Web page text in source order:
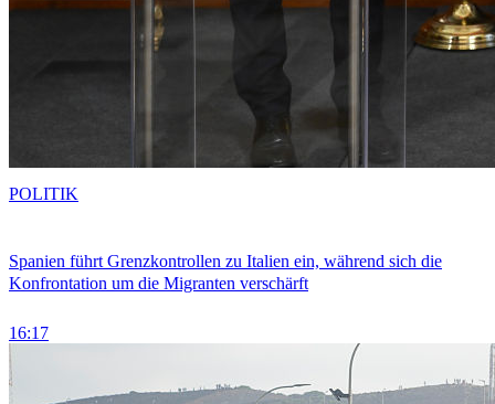
Spanien führt Grenzkontrollen zu Italien ein, während sich die
Konfrontation um die Migranten verschärft
16:17
POLITIK